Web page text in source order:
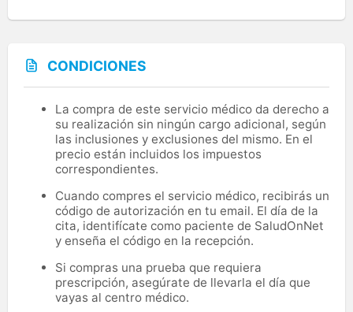
CONDICIONES
La compra de este servicio médico da derecho a
su realización sin ningún cargo adicional, según
las inclusiones y exclusiones del mismo. En el
precio están incluidos los impuestos
correspondientes.
Cuando compres el servicio médico, recibirás un
código de autorización en tu email. El día de la
cita, identifícate como paciente de SaludOnNet
y enseña el código en la recepción.
Si compras una prueba que requiera
prescripción, asegúrate de llevarla el día que
vayas al centro médico.